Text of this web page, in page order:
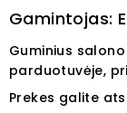
Gamintojas:
Guminius
parduotuvėje,
Prekes galite